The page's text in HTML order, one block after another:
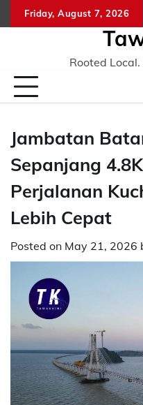
to
Friday, August 7, 2026
Rooted
Jambatan
Sepanjang
Perjalanan
Lebih Cepat
Posted on May 21, 2026